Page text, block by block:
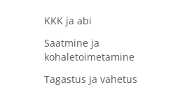
KKK ja abi
Saatmine ja
kohaletoimetamine
Tagastus ja vahetus